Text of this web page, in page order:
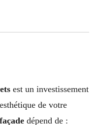
est un investissement
de votre
dépend de :